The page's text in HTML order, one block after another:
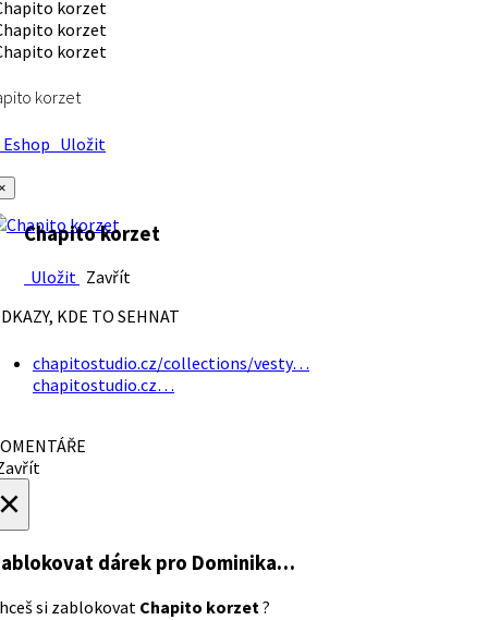
korzet
Uložit
Chapito korzet
Uložit Zavřít
KDE TO SEHNAT
chapitostudio.cz/collections/vesty…
chapitostudio.cz…
dárek pro Dominika…
si zablokovat Chapito korzet?